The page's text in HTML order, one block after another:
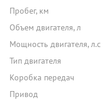
Пробег, км
Объем двигателя, л
Мощность двигателя, л.с
Тип двигателя
Коробка передач
Привод